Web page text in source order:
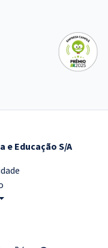
e Educação S/A